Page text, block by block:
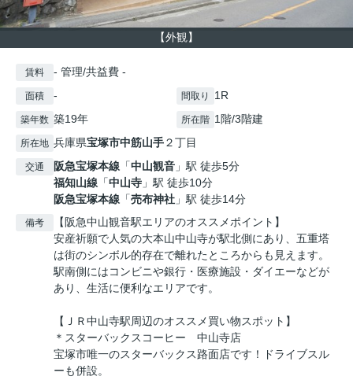
【外観】
賃料 - 管理/共益費 -
面積 - 間取り 1R
築年数 築19年 所在階 1階/3階建
所在地 兵庫県宝塚市中筋山手２丁目
交通 阪急宝塚本線 「中山観音 」駅 徒歩5分
福知山線 「中山寺 」駅 徒歩10分
阪急宝塚本線 「売布神社 」駅 徒歩14分
備考
【阪急中山観音駅エリアのオススメポイント】
安産祈願で人気の大本山中山寺が駅北側にあり、五重塔
は街のシンボル的存在で離れたところからも見えます。
駅南側にはコンビニや銀行・医療施設・ダイエーなどが
あり、生活に便利なエリアです。
【ＪＲ中山寺駅周辺のオススメ買い物スポット】
＊スターバックスコーヒー 中山寺店
宝塚市唯一のスターバックス路面店です！ドライブスル
ーも併設。